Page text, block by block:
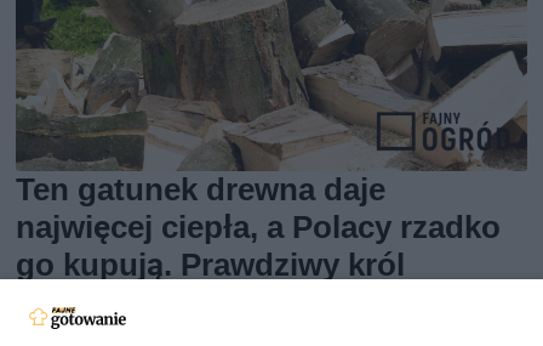
Ten gatunek drewna daje
najwięcej ciepła, a Polacy rzadko
go kupują. Prawdziwy król
kaloryczności